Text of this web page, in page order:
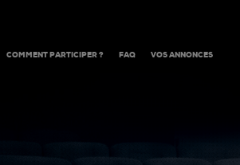
COMMENT PARTICIPER ? FAQ VOS ANNONCES